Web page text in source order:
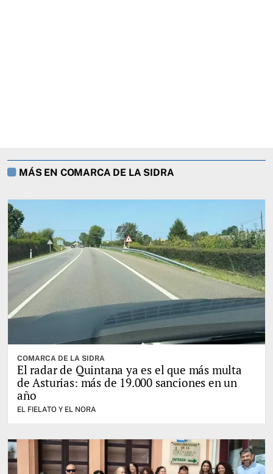
MÁS EN COMARCA DE LA SIDRA
COMARCA DE LA SIDRA
El radar de Quintana ya es el que más multa
de Asturias: más de 19.000 sanciones en un
año
EL FIELATO Y EL NORA